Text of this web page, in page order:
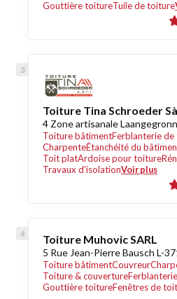
Gouttière toitureTuile de toiture
Toiture Tina Schroeder
4 Zone artisanale
Toiture bâtimentFerblanterie
CharpenteÉtanchéité du
Toit platArdoise pour toiture
Travaux d'isolationVoir plus
Toiture Muhovic SARL
5 Rue Jean-Pierre Bausch L-
Toiture bâtimentCouvreur
Toiture & couverture
Gouttière toitureFenêtres de